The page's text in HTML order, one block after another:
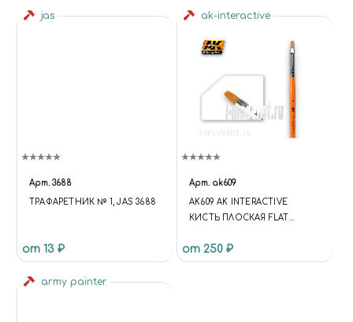
jas
Арт. 3688
ТРАФАРЕТНИК № 1, JAS 3688
от 13 ₽
ak-interactive
Арт. ak609
AK609 AK INTERACTIVE
КИСТЬ ПЛОСКАЯ FLAT
от 250 ₽
army painter